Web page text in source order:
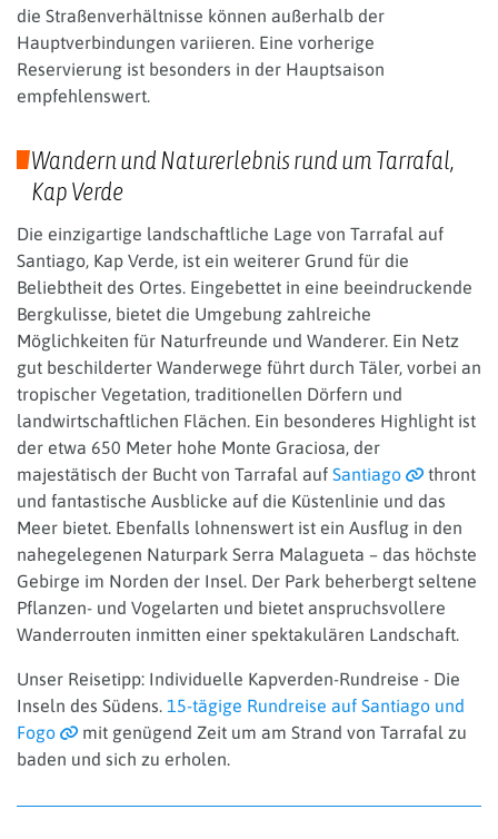
die Straßenverhältnisse können außerhalb der
Hauptverbindungen variieren. Eine vorherige
Reservierung ist besonders in der Hauptsaison
empfehlenswert.
Wandern und Naturerlebnis rund um Tarrafal,
Kap Verde
Die einzigartige landschaftliche Lage von Tarrafal auf
Santiago, Kap Verde, ist ein weiterer Grund für die
Beliebtheit des Ortes. Eingebettet in eine beeindruckende
Bergkulisse, bietet die Umgebung zahlreiche
Möglichkeiten für Naturfreunde und Wanderer. Ein Netz
gut beschilderter Wanderwege führt durch Täler, vorbei an
tropischer Vegetation, traditionellen Dörfern und
landwirtschaftlichen Flächen. Ein besonderes Highlight ist
der etwa 650 Meter hohe Monte Graciosa, der
majestätisch der Bucht von Tarrafal auf Santiago
thront
und fantastische Ausblicke auf die Küstenlinie und das
Meer bietet. Ebenfalls lohnenswert ist ein Ausflug in den
nahegelegenen Naturpark Serra Malagueta – das höchste
Gebirge im Norden der Insel. Der Park beherbergt seltene
Pflanzen- und Vogelarten und bietet anspruchsvollere
Wanderrouten inmitten einer spektakulären Landschaft.
Unser Reisetipp: Individuelle Kapverden-Rundreise - Die
Inseln des Südens. 15-tägige Rundreise auf Santiago und
Fogo
mit genügend Zeit um am Strand von Tarrafal zu
baden und sich zu erholen.